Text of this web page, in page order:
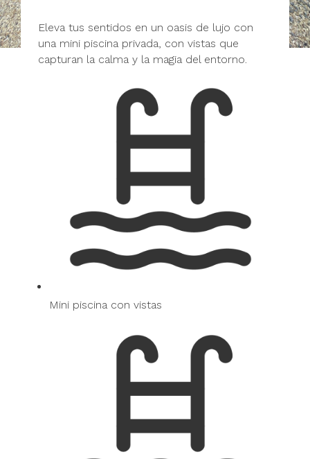
Eleva tus sentidos en un oasis de lujo con
una mini piscina privada, con vistas que
capturan la calma y la magia del entorno.
Mini piscina con vistas